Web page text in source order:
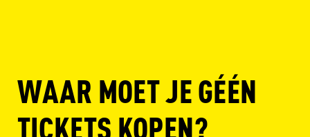
WAAR MOET JE GÉÉN
TICKETS KOPEN?